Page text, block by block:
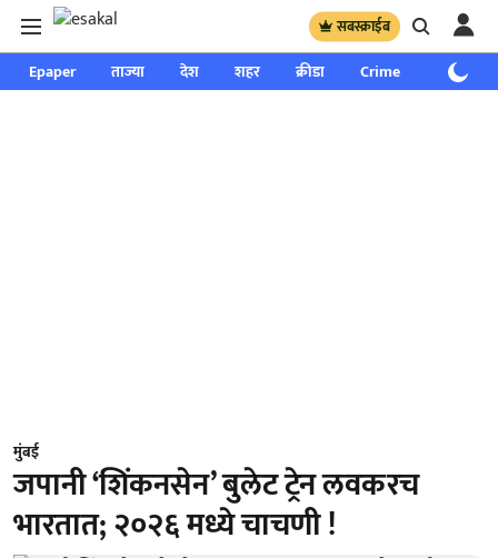
सबस्क्राईब
Epaper ताज्या देश शहर क्रीडा Crime साप्ताहिक
मुंबई
जपानी ‘शिंकनसेन’ बुलेट ट्रेन लवकरच
भारतात; २०२६ मध्ये चाचणी !